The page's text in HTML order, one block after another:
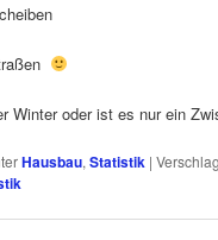
Winter oder ist es nur ein
Hausbau,Statistik |